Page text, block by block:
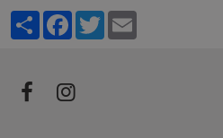
PartagerFacebookTwitter